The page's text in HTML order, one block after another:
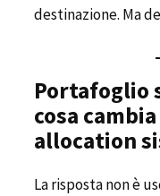
destinazione. Ma
Portafoglio
cosa
allocation
La risposta non è